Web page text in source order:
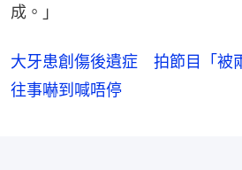
成。」
大牙患創傷後遺症 拍節目「被
往事嚇到喊唔停